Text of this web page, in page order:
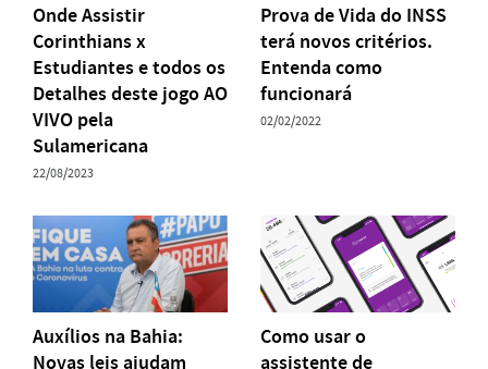
Onde Assistir
Corinthians x
Estudiantes e todos os
Detalhes deste jogo AO
VIVO pela
Sulamericana
22/08/2023
Prova de Vida do INSS
terá novos critérios.
Entenda como
funcionará
02/02/2022
Auxílios na Bahia:
Novas leis ajudam
Como usar o
assistente de